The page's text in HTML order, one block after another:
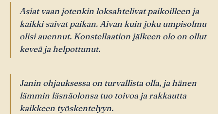
Asiat vaan jotenkin loksahtelivat paikoilleen ja
kaikki saivat paikan. Aivan kuin joku umpisolmu
olisi auennut. Konstellaation jälkeen olo on ollut
keveä ja helpottunut.
Janin ohjauksessa on turvallista olla, ja hänen
lämmin läsnäolonsa tuo toivoa ja rakkautta
kaikkeen työskentelyyn.